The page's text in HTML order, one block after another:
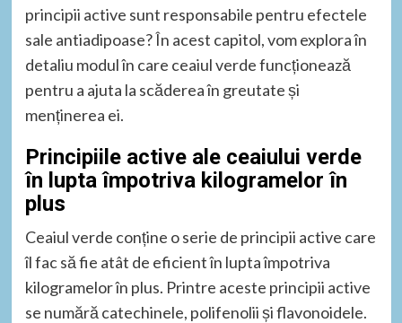
principii active sunt responsabile pentru efectele
sale antiadipoase? În acest capitol, vom explora în
detaliu modul în care ceaiul verde funcționează
pentru a ajuta la scăderea în greutate și
menținerea ei.
Principiile active ale ceaiului verde
în lupta împotriva kilogramelor în
plus
Ceaiul verde conține o serie de principii active care
îl fac să fie atât de eficient în lupta împotriva
kilogramelor în plus. Printre aceste principii active
se numără catechinele, polifenolii și flavonoidele.